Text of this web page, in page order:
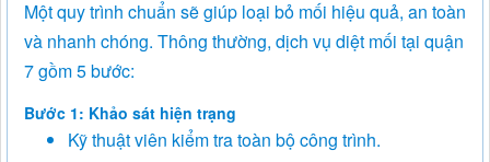
Một quy trình chuẩn sẽ giúp loại bỏ mối hiệu quả, an toàn
và nhanh chóng. Thông thường, dịch vụ diệt mối tại quận
7 gồm 5 bước:
Bước 1: Khảo sát hiện trạng
Kỹ thuật viên kiểm tra toàn bộ công trình.